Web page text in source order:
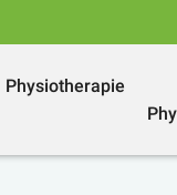
Physiotherapie